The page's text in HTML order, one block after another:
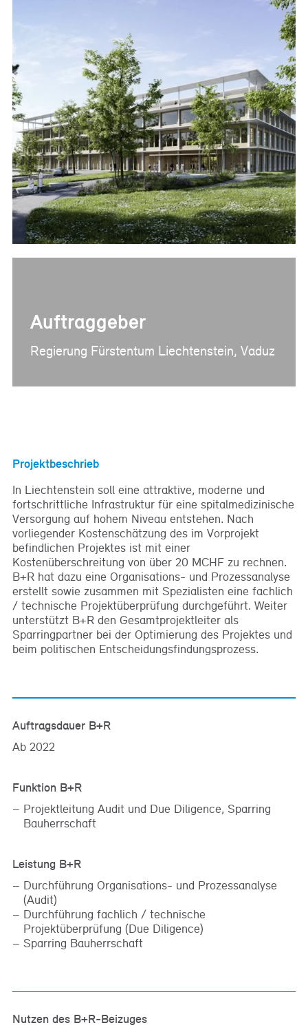
Bauherrenberatung
Immobilienberatung
Unternehmensberatung
Publikationen
News
Fachartikel
PM-Fachbuch
Projektbeschrieb
In Liechtenstein soll eine attraktive, moderne und
fortschrittliche Infrastruktur für eine spitalmedizinische
Versorgung auf hohem Niveau entstehen. Nach
vorliegender Kostenschätzung des im Vorprojekt
befindlichen Projektes ist mit einer
Kostenüberschreitung von über 20 MCHF zu rechnen.
B+R hat dazu eine Organisations- und Prozessanalyse
erstellt sowie zusammen mit Spezialisten eine fachlich
/ technische Projektüberprüfung durchgeführt. Weiter
unterstützt B+R den Gesamtprojektleiter als
Sparringpartner bei der Optimierung des Projektes und
beim politischen Entscheidungsfindungsprozess.
Auftragsdauer B+R
Ab 2022
Funktion B+R
Projektleitung Audit und Due Diligence, Sparring
Bauherrschaft
Leistung B+R
Durchführung Organisations- und Prozessanalyse
(Audit)
Durchführung fachlich / technische
Projektüberprüfung (Due Diligence)
Sparring Bauherrschaft
Nutzen des B+R-Beizuges
Auftraggeber
Regierung Fürstentum Liechtenstein, Vaduz